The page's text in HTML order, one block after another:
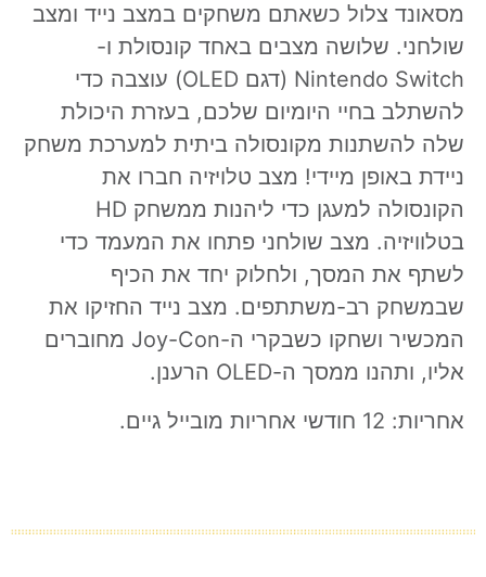
מסאונד צלול כשאתם משחקים במצב נייד ומצב
שולחני. שלושה מצבים באחד קונסולת ו-
Nintendo Switch (דגם OLED) עוצבה כדי
להשתלב בחיי היומיום שלכם, בעזרת היכולת
שלה להשתנות מקונסולה ביתית למערכת משחק
ניידת באופן מיידי! מצב טלויזיה חברו את
הקונסולה למעגן כדי ליהנות ממשחק HD
בטלוויזיה. מצב שולחני פתחו את המעמד כדי
לשתף את המסך, ולחלוק יחד את הכיף
שבמשחק רב-משתתפים. מצב נייד החזיקו את
המכשיר ושחקו כשבקרי ה-Joy-Con מחוברים
אליו, ותהנו ממסך ה-OLED הרענן.
אחריות: 12 חודשי אחריות מובייל גיים.